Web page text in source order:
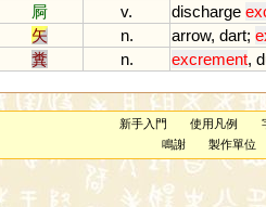
屙
v. discharge
矢
n. arrow, dart;
糞
n. excrement,
新手入門 使用凡例
鳴謝
製作單位